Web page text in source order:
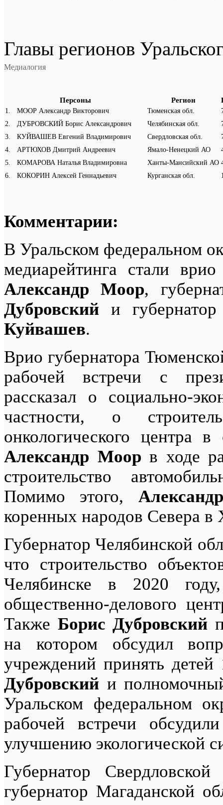
Главы регионов
Медиалогия
Персоны Регион
1. МООР Александр Викторович Тюменская обл.
2. ДУБРОВСКИЙ Борис Александрович Челябинская обл.
3. КУЙВАШЕВ Евгений Владимирович Свердловская обл.
4. АРТЮХОВ Дмитрий Андреевич Ямало-Ненецкий АО
5. КОМАРОВА Наталья Владимировна Ханты-Мансийский АО
6. КОКОРИН Алексей Геннадьевич Курганская обл.
Комментарии:
В Уральском федеральном
медиарейтинга стали
Александр Моор,
Дубровский и
Куйвашев.
Врио губернатора
рабочей встречи с
рассказал о социально-
частности, о
онкологического центра
Александр Моор в ходе
строительство
Помимо этого,
коренных народов Севера
Губернатор Челябинской
что строительство
Челябинске в 2020
общественно-делового
Также Борис Дубровский
на котором обсудил
учреждений принять
Дубровский и
Уральском федеральном
рабочей встречи
улучшению экологической
Губернатор
губернатор Магаданской